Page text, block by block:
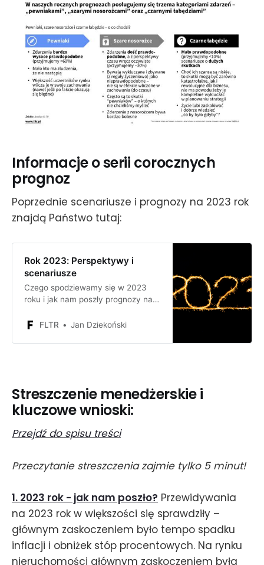
Informacje o serii corocznych
prognoz
Poprzednie scenariusze i prognozy na 2023 rok
znajdą Państwo tutaj:
Rok 2023: Perspektywy i
scenariusze
Czego spodziewamy się w 2023
roku i jak nam poszły prognozy na
nosorożce, czarne łabędzie.
FLTR Jan Dziekoński
Streszczenie menedżerskie i
kluczowe wnioski:
Przejdź do spisu treści
Przeczytanie streszczenia zajmie tylko 5 minut!
1. 2023 rok - jak nam poszło? Przewidywania
na 2023 rok w większości się sprawdziły –
głównym zaskoczeniem było tempo spadku
inflacji i obniżek stóp procentowych. Na rynku
nieruchomości głównym zaskoczeniem była